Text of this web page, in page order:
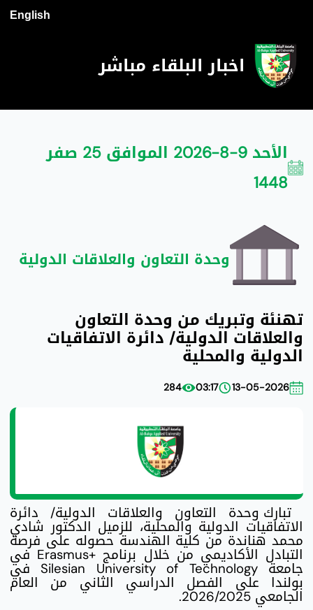
English
اخبار البلقاء مباشر
الأحد 9-8-2026 الموافق 25 صفر
1448
وحدة التعاون والعلاقات الدولية
تهنئة وتبريك من وحدة التعاون
والعلاقات الدولية/ دائرة الاتفاقيات
الدولية والمحلية
13-05-2026
03:17
284
تبارك وحدة التعاون والعلاقات الدولية/ دائرة
الاتفاقيات الدولية والمحلية، للزميل الدكتور شادي
محمد هناندة من كلية الهندسة حصوله على فرصة
التبادل الأكاديمي من خلال برنامج +Erasmus في
جامعة Silesian University of Technology في
بولندا على الفصل الدراسي الثاني من العام
الجامعي 2026/2025.